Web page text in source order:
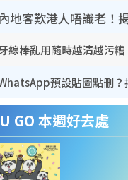
U GO 本週好去處